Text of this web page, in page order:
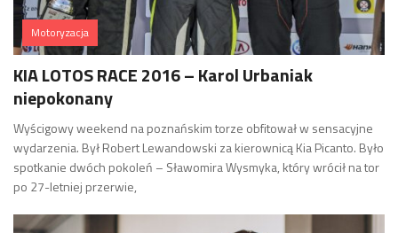
Motoryzacja
KIA LOTOS RACE 2016 – Karol Urbaniak
niepokonany
Wyścigowy weekend na poznańskim torze obfitował w sensacyjne
wydarzenia. Był Robert Lewandowski za kierownicą Kia Picanto. Było
spotkanie dwóch pokoleń – Sławomira Wysmyka, który wrócił na tor
po 27-letniej przerwie,